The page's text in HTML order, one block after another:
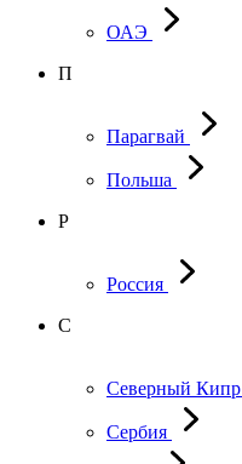
ОАЭ
П
Парагвай
Польша
Р
Россия
С
Северный Кипр
Сербия